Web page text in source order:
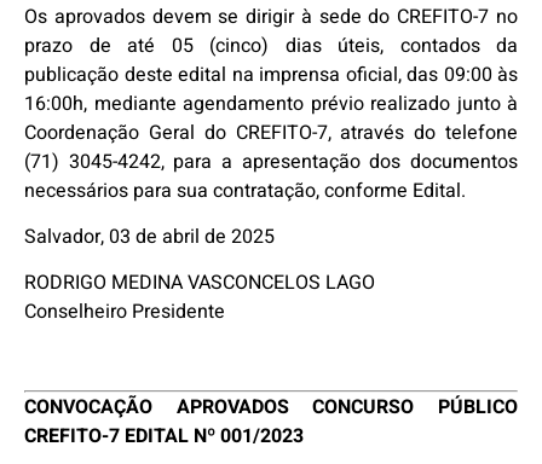
Os aprovados devem se dirigir à sede do CREFITO-7 no
prazo de até 05 (cinco) dias úteis, contados da
publicação deste edital na imprensa oficial, das 09:00 às
16:00h, mediante agendamento prévio realizado junto à
Coordenação Geral do CREFITO-7, através do telefone
(71) 3045-4242, para a apresentação dos documentos
necessários para sua contratação, conforme Edital.
Salvador, 03 de abril de 2025
RODRIGO MEDINA VASCONCELOS LAGO
Conselheiro Presidente
CONVOCAÇÃO APROVADOS CONCURSO PÚBLICO
CREFITO-7 EDITAL Nº 001/2023